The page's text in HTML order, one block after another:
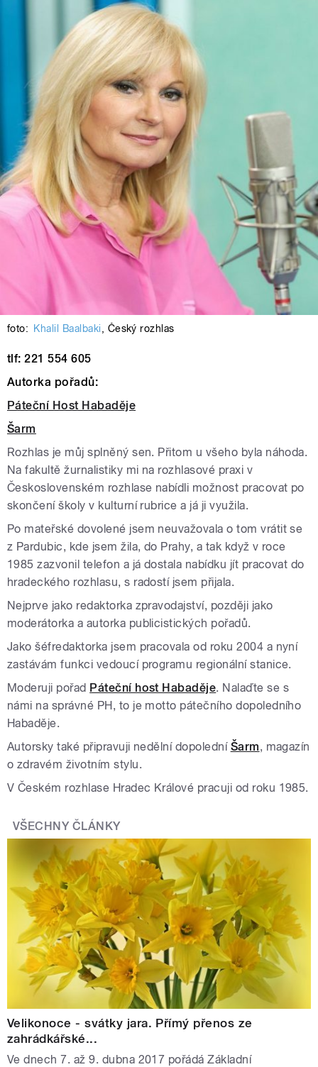
foto: Khalil Baalbaki, Český rozhlas
tlf: 221 554 605
Autorka pořadů:
Páteční Host Habaděje
Šarm
Rozhlas je můj splněný sen. Přitom u všeho byla náhoda.
Na fakultě žurnalistiky mi na rozhlasové praxi v
Československém rozhlase nabídli možnost pracovat po
skončení školy v kulturní rubrice a já ji využila.
Po mateřské dovolené jsem neuvažovala o tom vrátit se
z Pardubic, kde jsem žila, do Prahy, a tak když v roce
1985 zazvonil telefon a já dostala nabídku jít pracovat do
hradeckého rozhlasu, s radostí jsem přijala.
Nejprve jako redaktorka zpravodajství, později jako
moderátorka a autorka publicistických pořadů.
Jako šéfredaktorka jsem pracovala od roku 2004 a nyní
zastávám funkci vedoucí programu regionální stanice.
Moderuji pořad Páteční host Habaděje. Nalaďte se s
námi na správné PH, to je motto pátečního dopoledního
Habaděje.
Autorsky také připravuji nedělní dopolední Šarm, magazín
o zdravém životním stylu.
V Českém rozhlase Hradec Králové pracuji od roku 1985.
VŠECHNY ČLÁNKY
Velikonoce - svátky jara. Přímý přenos ze
zahrádkářské...
Ve dnech 7. až 9. dubna 2017 pořádá Základní